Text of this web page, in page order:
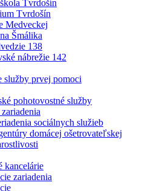
Tvrdošín
Tvrdošín
Medveckej
Šmálika
138
nábrežie 142
služby prvej pomoci
pohotovostné služby
sociálnych služieb
domácej ošetrovateľskej
kancelárie
zariadenia